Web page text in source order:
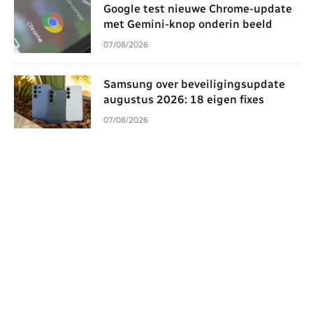
Google test nieuwe Chrome-update
met Gemini-knop onderin beeld
07/08/2026
Samsung over beveiligingsupdate
augustus 2026: 18 eigen fixes
07/08/2026